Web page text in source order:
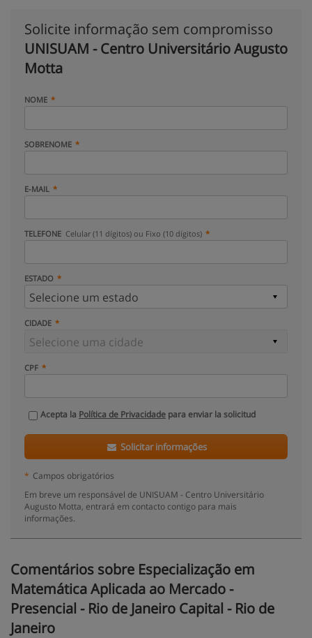
Solicite informação sem compromisso
UNISUAM - Centro Universitário Augusto
Motta
NOME
SOBRENOME
E-MAIL
TELEFONE Celular (11 dígitos) ou Fixo (10 dígitos)
ESTADO
CIDADE
CPF
Acepta la Política de Privacidade para enviar la solicitud
Solicitar informações
* Campos obrigatórios
Em breve um responsável de UNISUAM - Centro Universitário
Augusto Motta, entrará em contacto contigo para mais
informações.
Comentários sobre Especialização em
Matemática Aplicada ao Mercado -
Presencial - Rio de Janeiro Capital - Rio de
Janeiro